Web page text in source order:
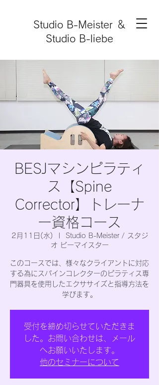
Studio B-Meister ＆
Studio B-liebe
​BESJマシンピラティ
ス【Spine
Corrector】トレーナ
ー資格コース
2月11日(水)
Studio B-Meister / スタジ
オ ビーマイスター
このコースでは、様々なクライアントに対応
する為にスパインコレクターのピラティス専
門器具を使用したエクササイズと指導方法を
学びます。
受付を締め切らせていただきま
した。お問い合わせは、メール
へお願いいたします。
他のセミナーについて